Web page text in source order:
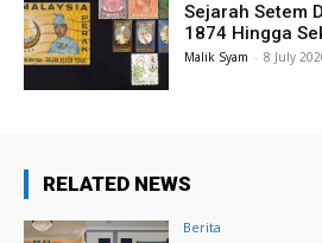
Sejarah Setem
1874 Hingga
Malik Syam - 8 July
RELATED NEWS
Berita